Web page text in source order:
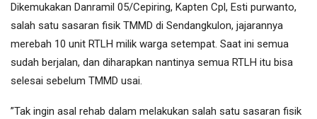
Dikemukakan Danramil 05/Cepiring, Kapten Cpl, Esti purwanto,
salah satu sasaran fisik TMMD di Sendangkulon, jajarannya
merebah 10 unit RTLH milik warga setempat. Saat ini semua
sudah berjalan, dan diharapkan nantinya semua RTLH itu bisa
selesai sebelum TMMD usai.
”Tak ingin asal rehab dalam melakukan salah satu sasaran fisik